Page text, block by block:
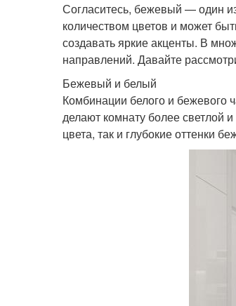
Согласитесь, бежевый — один
количеством цветов и может
создавать яркие акценты. В
направлений. Давайте
Бежевый и белый
Комбинации белого и бежевого
делают комнату более светлой
цвета, так и глубокие оттенки